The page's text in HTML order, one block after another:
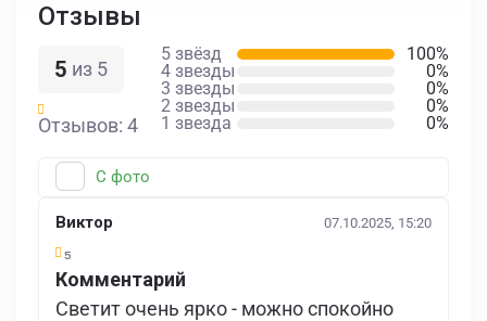
Отзывы
5 из 5
Отзывов: 4
5 звёзд
100%
4 звезды
0%
3 звезды
0%
2 звезды
0%
1 звезда
0%
С фото
Виктор 07.10.2025, 15:20
5
Комментарий
Светит очень ярко - можно спокойно